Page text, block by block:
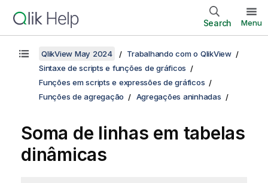
Search Menu
QlikView May 2024
Trabalhando com o QlikView
Sintaxe de scripts e funções de gráficos
Funções em scripts e expressões de gráficos
Funções de agregação
Agregações aninhadas
Soma de linhas em tabelas
dinâmicas